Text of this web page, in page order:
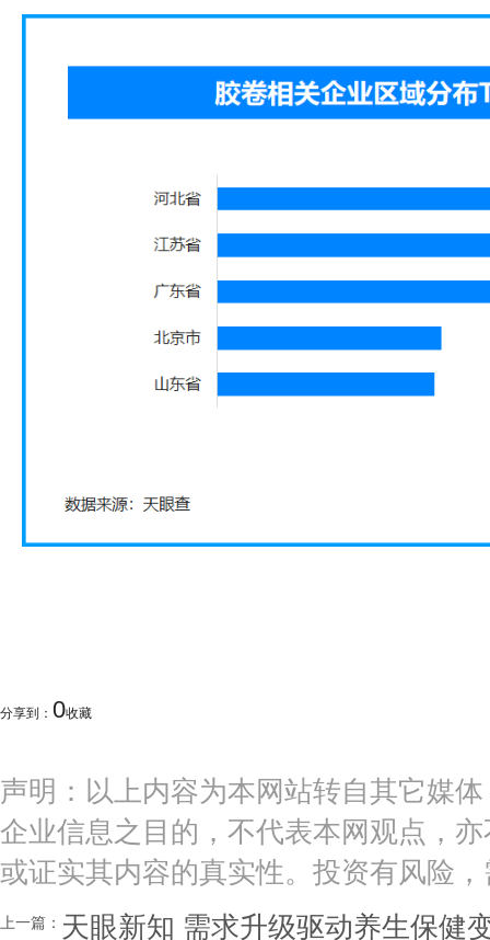
分享到： 0收藏
声明：以上内容为本网站转自其它媒
企业信息之目的，不代表本网观点，
或证实其内容的真实性。投资有风险
上一篇： 天眼新知 需求升级驱动养生保健